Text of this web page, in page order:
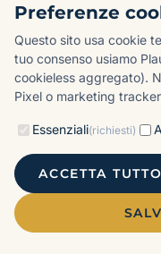
Comunica e
Preferenze
Questo sito usa cookie
tuo consenso usiamo
cookieless aggregato).
Pixel o marketing
Essenziali(richiesti)
ACCETTA TUTTO